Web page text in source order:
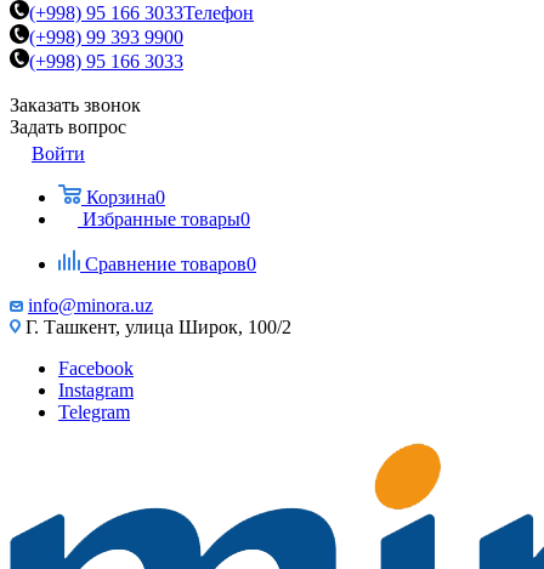
(+998) 95 166 3033Телефон
(+998) 99 393 9900
(+998) 95 166 3033
Заказать звонок
Задать вопрос
Войти
Корзина0
Избранные товары0
Сравнение товаров0
info@minora.uz
Г. Ташкент, улица Широк, 100/2
Facebook
Instagram
Telegram